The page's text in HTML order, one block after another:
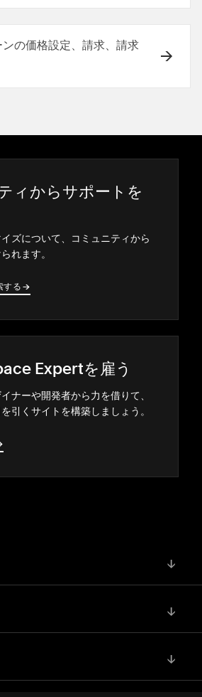
の価格設定、請求、請求
ィからサポ⁠ートを
ズについて⁠、コミ⁠ュニテ⁠ィから
れます⁠。
する →
→
Expertを雇う
ナ⁠ーや開発者から力を借りて⁠、
引くサイトを構築しまし⁠ょう⁠。
↓
↓
↓